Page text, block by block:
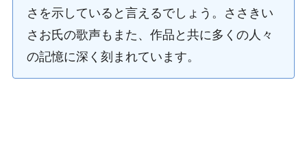
さを示していると言えるでしょう。ささきい
さお氏の歌声もまた、作品と共に多くの人々
の記憶に深く刻まれています。